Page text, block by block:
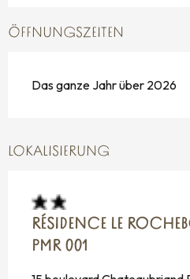
ÖFFNUNGSZEITEN
Das ganze Jahr über 2026
LOKALISIERUNG
RÉSIDENCE LE
PMR 001